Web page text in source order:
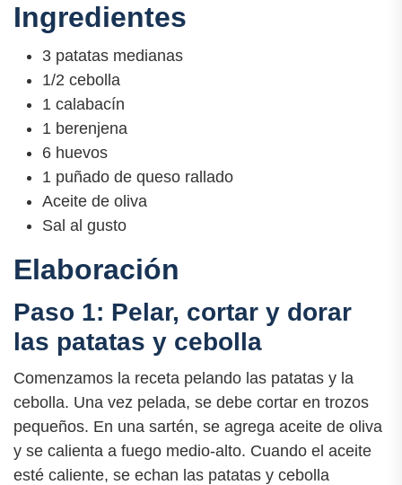
Ingredientes
3 patatas medianas
1/2 cebolla
1 calabacín
1 berenjena
6 huevos
1 puñado de queso rallado
Aceite de oliva
Sal al gusto
Elaboración
Paso 1: Pelar, cortar y dorar
las patatas y cebolla
Comenzamos la receta pelando las patatas y la
cebolla. Una vez pelada, se debe cortar en trozos
pequeños. En una sartén, se agrega aceite de oliva
y se calienta a fuego medio-alto. Cuando el aceite
esté caliente, se echan las patatas y cebolla